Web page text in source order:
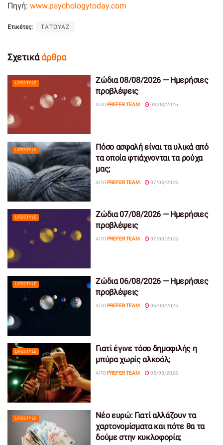
Πηγή: www.psychologytoday.com
Ετικέτες: ΤΑΤΟΥΑΖ
Σχετικάάρθρα
LIFESTYLE
Ζώδια 08/08/2026 — Ημερήσιες
προβλέψεις
ΑΠΌ PREFER TEAM 08/08/2026
LIFESTYLE
Πόσο ασφαλή είναι τα υλικά από
τα οποία φτιάχνονται τα ρούχα
μας;
ΑΠΌ PREFER TEAM 07/08/2026
LIFESTYLE
Ζώδια 07/08/2026 — Ημερήσιες
προβλέψεις
ΑΠΌ PREFER TEAM 07/08/2026
LIFESTYLE
Ζώδια 06/08/2026 — Ημερήσιες
προβλέψεις
ΑΠΌ PREFER TEAM 06/08/2026
LIFESTYLE
Γιατί έγινε τόσο δημοφιλής η
μπύρα χωρίς αλκοόλ;
ΑΠΌ PREFER TEAM 05/08/2026
LIFESTYLE
Νέο ευρώ: Γιατί αλλάζουν τα
χαρτονομίσματα και πότε θα τα
δούμε στην κυκλοφορία;